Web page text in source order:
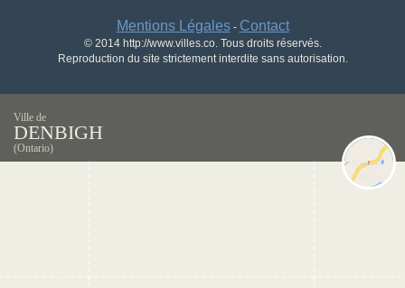
Mentions Légales- Contact
© 2014 http://www.villes.co. Tous droits réservés.
Reproduction du site strictement interdite sans autorisation.
Ville de
DENBIGH
(Ontario)